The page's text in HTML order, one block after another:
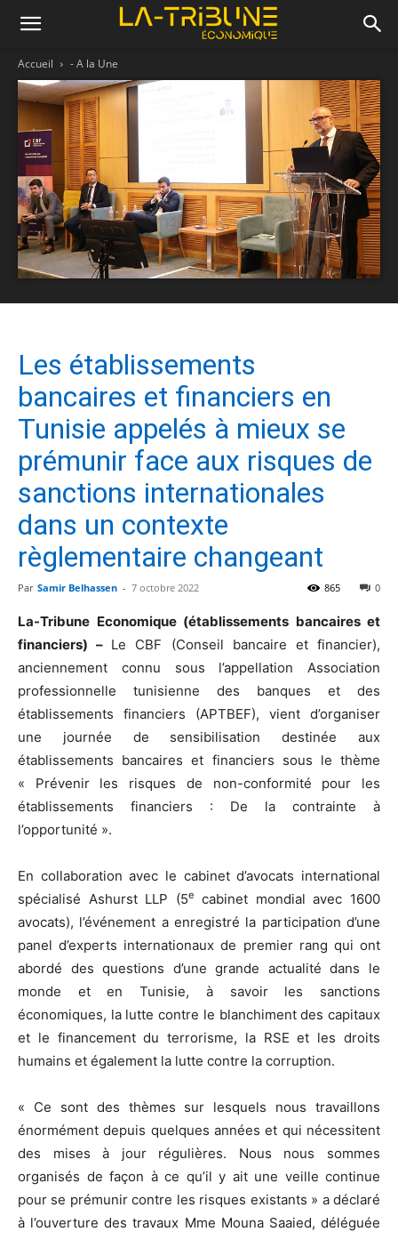
Accueil - A la Une
Les établissements
bancaires et financiers en
Tunisie appelés à mieux se
prémunir face aux risques de
sanctions internationales
dans un contexte
règlementaire changeant
Par Samir Belhassen - 7 octobre 2022 0
865
La-Tribune Economique (établissements bancaires et
financiers) – Le CBF (Conseil bancaire et financier),
anciennement connu sous l’appellation Association
professionnelle tunisienne des banques et des
établissements financiers (APTBEF), vient d’organiser
une journée de sensibilisation destinée aux
établissements bancaires et financiers sous le thème
« Prévenir les risques de non-conformité pour les
établissements financiers : De la contrainte à
l’opportunité ».
En collaboration avec le cabinet d’avocats international
spécialisé Ashurst LLP (5e
cabinet mondial avec 1600
avocats), l’événement a enregistré la participation d’une
panel d’experts internationaux de premier rang qui ont
abordé des questions d’une grande actualité dans le
monde et en Tunisie, à savoir les sanctions
économiques, la lutte contre le blanchiment des capitaux
et le financement du terrorisme, la RSE et les droits
humains et également la lutte contre la corruption.
« Ce sont des thèmes sur lesquels nous travaillons
énormément depuis quelques années et qui nécessitent
des mises à jour régulières. Nous nous sommes
organisés de façon à ce qu’il y ait une veille continue
pour se prémunir contre les risques existants » a déclaré
à l’ouverture des travaux Mme Mouna Saaied, déléguée